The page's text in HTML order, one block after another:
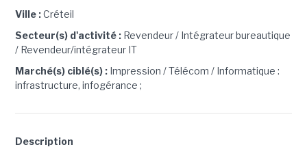
Ville :Créteil
Secteur(s) d'activité : Revendeur / Intégrateur bureautique
/ Revendeur/intégrateur IT
Marché(s) ciblé(s) : Impression / Télécom / Informatique :
infrastructure, infogérance ;
Description